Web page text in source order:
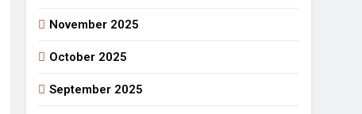
November 2025
October 2025
September 2025